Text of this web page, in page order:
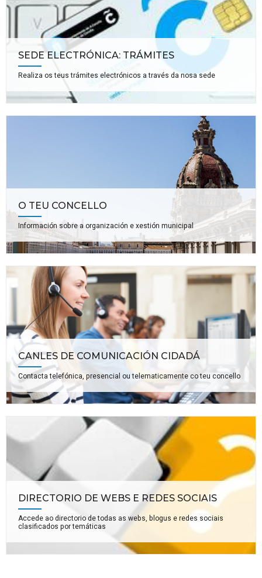
SEDE ELECTRÓNICA: TRÁMITES
Realiza os teus trámites electrónicos a través da nosa sede
O TEU CONCELLO
Información sobre a organización e xestión municipal
CANLES DE COMUNICACIÓN CIDADÁ
Contacta telefónica, presencial ou telematicamente co teu concello
DIRECTORIO DE WEBS E REDES SOCIAIS
Accede ao directorio de todas as webs, blogus e redes sociais
clasificados por temáticas